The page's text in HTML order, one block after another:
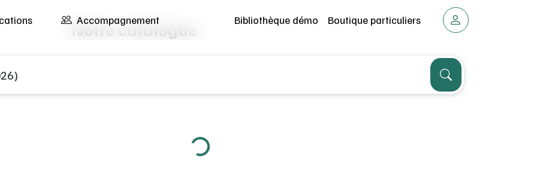
Accompagnement Bibliothèque démo Boutique particuliers
Notre catalogue
Loading...